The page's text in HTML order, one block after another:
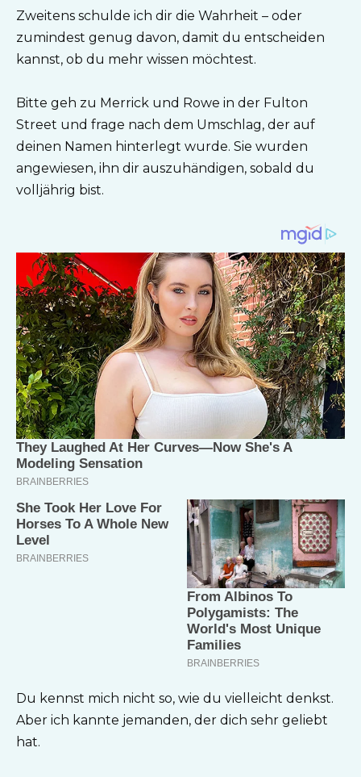
Zweitens schulde ich dir die Wahrheit – oder
zumindest genug davon, damit du entscheiden
kannst, ob du mehr wissen möchtest.
Bitte geh zu Merrick und Rowe in der Fulton
Street und frage nach dem Umschlag, der auf
deinen Namen hinterlegt wurde. Sie wurden
angewiesen, ihn dir auszuhändigen, sobald du
volljährig bist.
Du kennst mich nicht so, wie du vielleicht denkst.
Aber ich kannte jemanden, der dich sehr geliebt
hat.